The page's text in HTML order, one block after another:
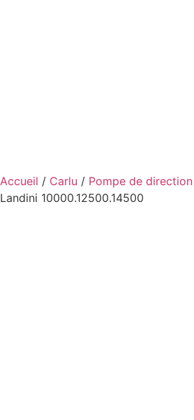
Accueil / Carlu / Pompe de direction
Landini 10000.12500.14500